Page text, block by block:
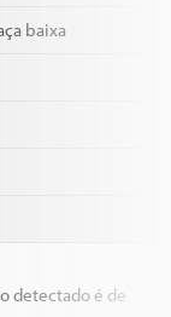
baixa
detectado é de